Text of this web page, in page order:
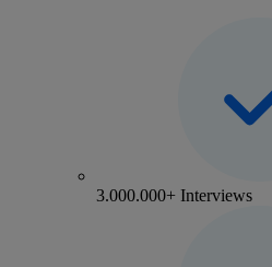
3.000.000+ Interviews